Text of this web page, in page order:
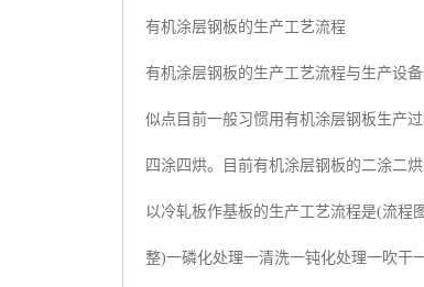
有机涂层钢板的生产工艺流程
有机涂层钢板的生产工艺流程与生产设
似点目前一般习惯用有机涂层钢板生产
四涂四烘。目前有机涂层钢板的二涂二
以冷轧板作基板的生产工艺流程是(流程
整)一磷化处理一清洗一钝化处理一吹干